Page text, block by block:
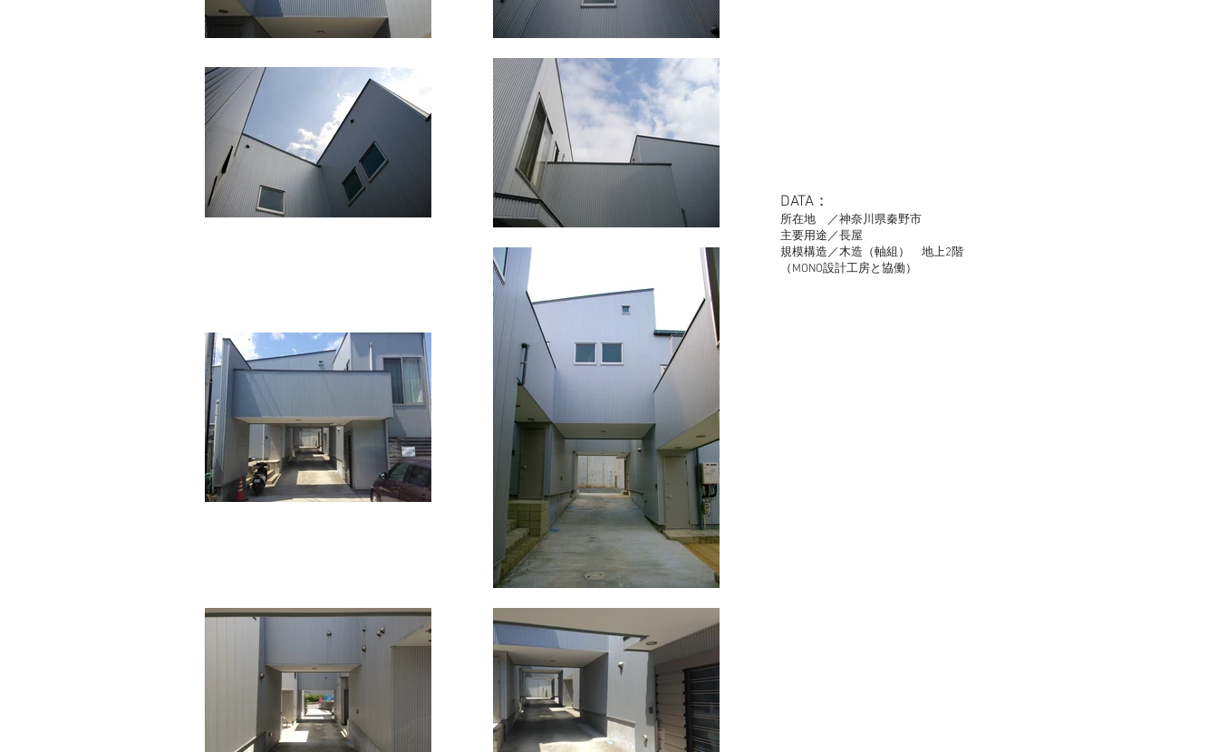
DATA：
所在地 ／神奈川県秦野市
主要用途／長屋
規模構造／木造（軸組） 地上2階
（MONO設計工房と協働）